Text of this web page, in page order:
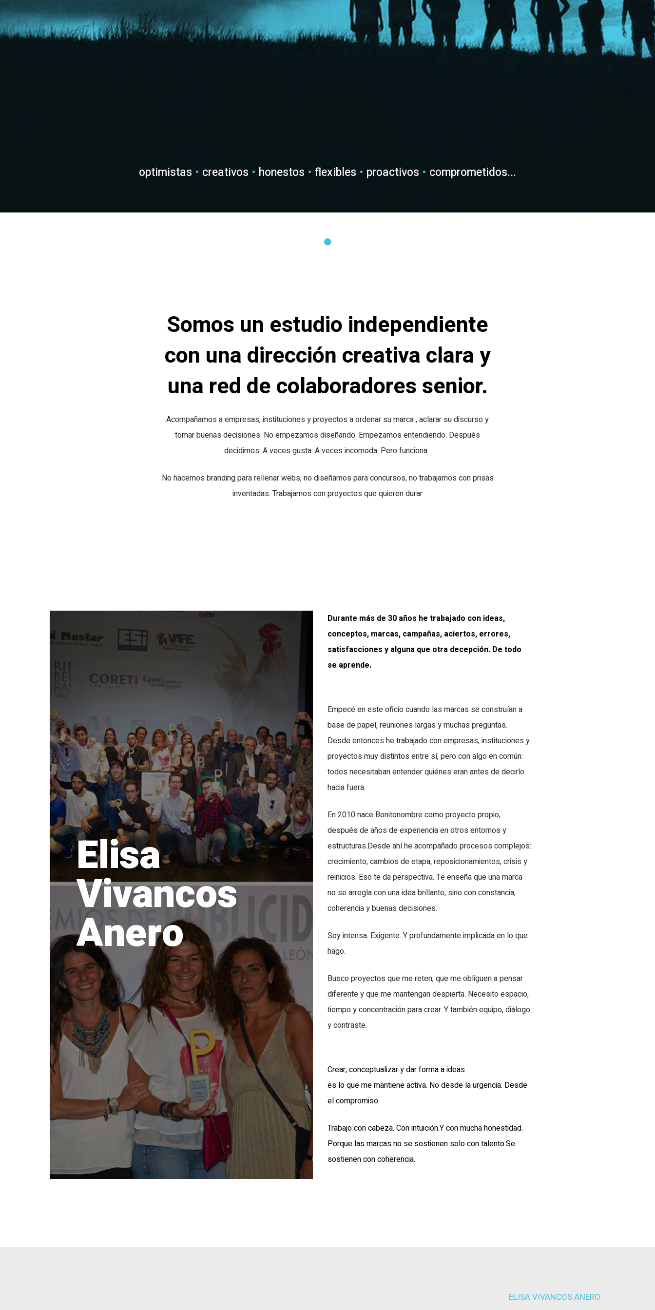
optimistas • creativos • honestos • flexibles • proactivos • comprometidos...
Somos un estudio independiente
con una dirección creativa clara y
una red de colaboradores senior.
Acompañamos a empresas, instituciones y proyectos a ordenar su marca , aclarar su discurso y
tomar buenas decisiones. No empezamos diseñando. Empezamos entendiendo. Después
decidimos. A veces gusta. A veces incomoda. Pero funciona.
No hacemos branding para rellenar webs, no diseñamos para concursos, no trabajamos con prisas
inventadas. Trabajamos con proyectos que quieren durar
Elisa
Vivancos
Anero
Durante más de 30 años he trabajado con ideas,
conceptos, marcas, campañas, aciertos, errores,
satisfacciones y alguna que otra decepción. De todo
se aprende.
Empecé en este oficio cuando las marcas se construían a
base de papel, reuniones largas y muchas preguntas.
Desde entonces he trabajado con empresas, instituciones y
proyectos muy distintos entre sí, pero con algo en común:
todos necesitaban entender quiénes eran antes de decirlo
hacia fuera.
En 2010 nace Bonitonombre como proyecto propio,
después de años de experiencia en otros entornos y
estructuras.Desde ahí he acompañado procesos complejos:
crecimiento, cambios de etapa, reposicionamientos, crisis y
reinicios. Eso te da perspectiva. Te enseña que una marca
no se arregla con una idea brillante, sino con constancia,
coherencia y buenas decisiones.
Soy intensa. Exigente. Y profundamente implicada en lo que
hago.
Busco proyectos que me reten, que me obliguen a pensar
diferente y que me mantengan despierta. Necesito espacio,
tiempo y concentración para crear. Y también equipo, diálogo
y contraste.
Crear, conceptualizar y dar forma a ideas
es lo que me mantiene activa. No desde la urgencia. Desde
el compromiso.
Trabajo con cabeza. Con intuición.Y con mucha honestidad.
Porque las marcas no se sostienen solo con talento.Se
sostienen con coherencia.
ELISA VIVANCOS ANERO